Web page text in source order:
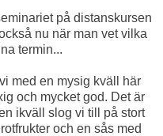
på distanskursen
nu när man vet vilka
termin...
med en mysig kväll här
och mycket god. Det är
ikväll slog vi till på stort
och en sås med